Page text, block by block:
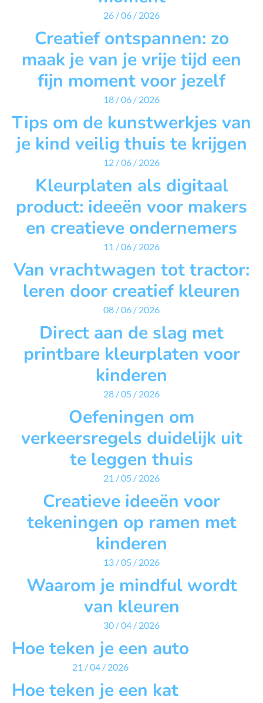
26 / 06 / 2026
Creatief ontspannen: zo
maak je van je vrije tijd een
fijn moment voor jezelf
18 / 06 / 2026
Tips om de kunstwerkjes van
je kind veilig thuis te krijgen
12 / 06 / 2026
Kleurplaten als digitaal
product: ideeën voor makers
en creatieve ondernemers
11 / 06 / 2026
Van vrachtwagen tot tractor:
leren door creatief kleuren
08 / 06 / 2026
Direct aan de slag met
printbare kleurplaten voor
kinderen
28 / 05 / 2026
Oefeningen om
verkeersregels duidelijk uit
te leggen thuis
21 / 05 / 2026
Creatieve ideeën voor
tekeningen op ramen met
kinderen
13 / 05 / 2026
Waarom je mindful wordt
van kleuren
30 / 04 / 2026
Hoe teken je een auto
21 / 04 / 2026
Hoe teken je een kat